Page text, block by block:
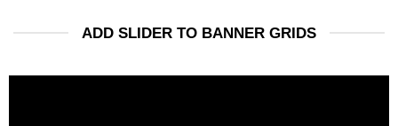
ADD SLIDER TO BANNER GRIDS